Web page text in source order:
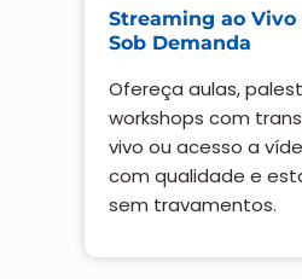
Streaming ao Vivo
Sob Demanda
Ofereça aulas,
workshops com
vivo ou acesso a
com qualidade e
sem travamentos.